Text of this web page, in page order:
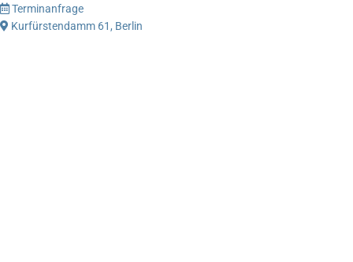
Terminanfrage
Kurfürstendamm 61, Berlin